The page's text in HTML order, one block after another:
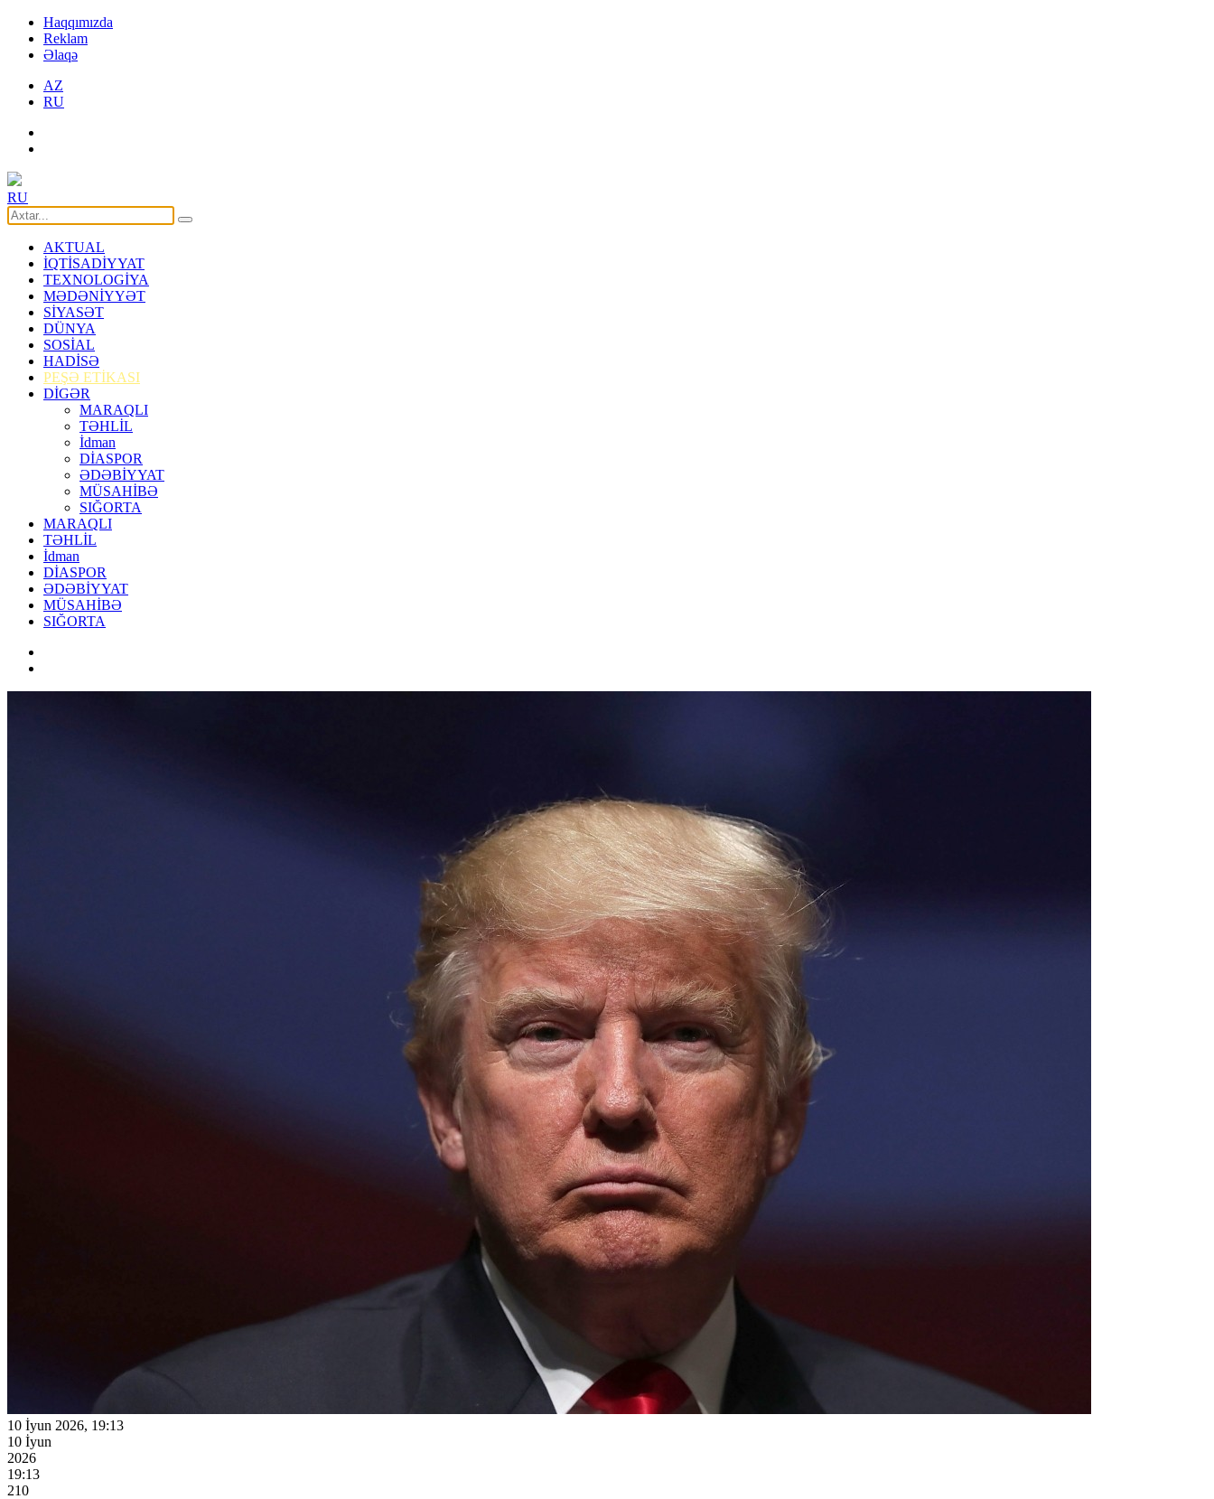
Haqqımızda
Reklam
Əlaqə
AZ
RU
RU
AKTUAL
İQTİSADİYYAT
TEXNOLOGİYA
MƏDƏNİYYƏT
SİYASƏT
DÜNYA
SOSİAL
HADİSƏ
PEŞƏ ETİKASI
DİGƏR
MARAQLI
TƏHLİL
İdman
DİASPOR
ƏDƏBİYYAT
MÜSAHİBƏ
SIĞORTA
MARAQLI
TƏHLİL
İdman
DİASPOR
ƏDƏBİYYAT
MÜSAHİBƏ
SIĞORTA
10 İyun 2026, 19:13
10 İyun
2026
19:13
210